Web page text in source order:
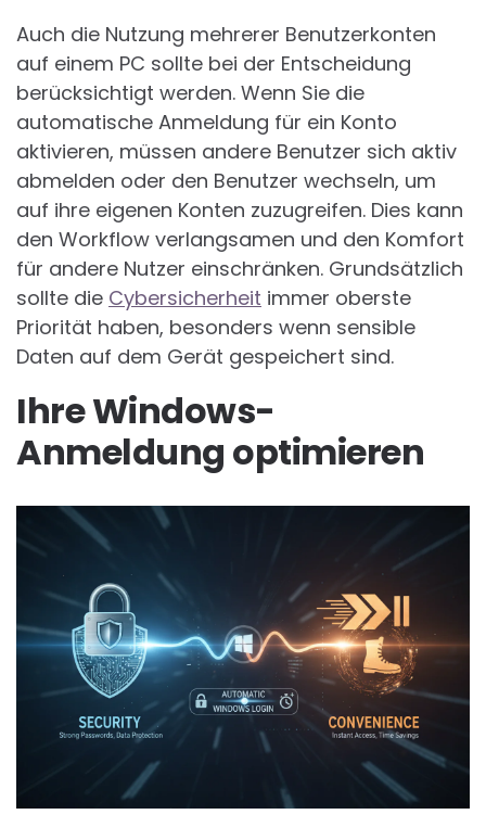
Auch die Nutzung mehrerer Benutzerkonten
auf einem PC sollte bei der Entscheidung
berücksichtigt werden. Wenn Sie die
automatische Anmeldung für ein Konto
aktivieren, müssen andere Benutzer sich aktiv
abmelden oder den Benutzer wechseln, um
auf ihre eigenen Konten zuzugreifen. Dies kann
den Workflow verlangsamen und den Komfort
für andere Nutzer einschränken. Grundsätzlich
sollte die Cybersicherheit immer oberste
Priorität haben, besonders wenn sensible
Daten auf dem Gerät gespeichert sind.
Ihre Windows-
Anmeldung optimieren